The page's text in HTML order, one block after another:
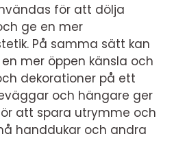
för att dölja
ge en mer
På samma sätt kan
mer öppen känsla och
dekorationer på ett
och hängare ger
att spara utrymme och
handdukar och andra